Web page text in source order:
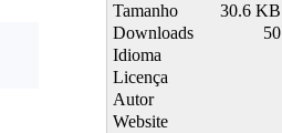
Tamanho
30.6 KB
Downloads
50
Idioma
Licença
Autor
Website